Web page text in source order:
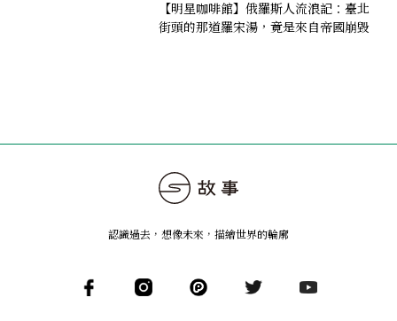
【明星咖啡館】俄羅斯人流浪記：臺北
街頭的那道羅宋湯，竟是來自帝國崩毀
認識過去，想像未來 ， 描繪世界的輪廓